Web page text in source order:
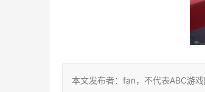
本文发布者：fan，不代表ABC游戏